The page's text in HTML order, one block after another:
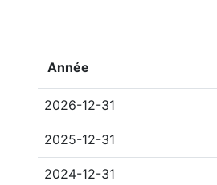
Année
2026-12-31
2025-12-31
2024-12-31